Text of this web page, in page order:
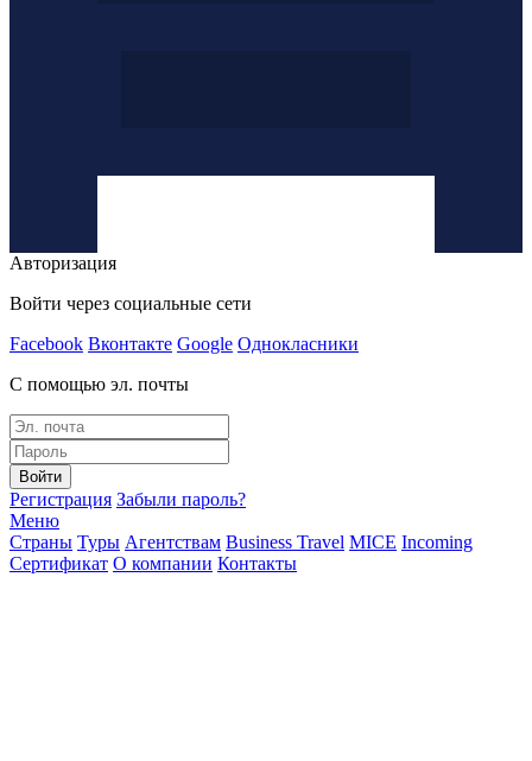
Авторизация
Войти через социальные сети
Facebook Вконтакте Google Однокласники
С помощью эл. почты
Войти
Регистрация Забыли пароль?
Меню
Страны Туры Агентствам Business Travel MICE Incoming
Сертификат О компании Контакты